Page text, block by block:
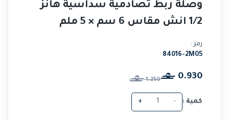
وصلة ربط تصادمية سداسية هانز
1/2 انش مقاس 6 سم × 5 ملم
رمز :
84016-2M05
0.930
1.250
كمية : -
+